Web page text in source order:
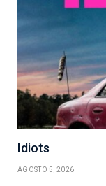
Idiots
AGOSTO 5, 2026